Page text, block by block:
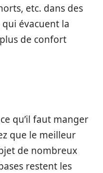
etc. dans des
évacuent la
de confort
qu’il faut manger
que le meilleur
de nombreux
restent les